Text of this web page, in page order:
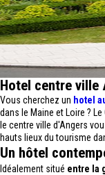
Hotel centre ville
Vous cherchez un hotel
dans le Maine et Loire ?
le centre ville d'Angers
hauts lieux du tourisme
Un hôtel
Idéalement situé entre la